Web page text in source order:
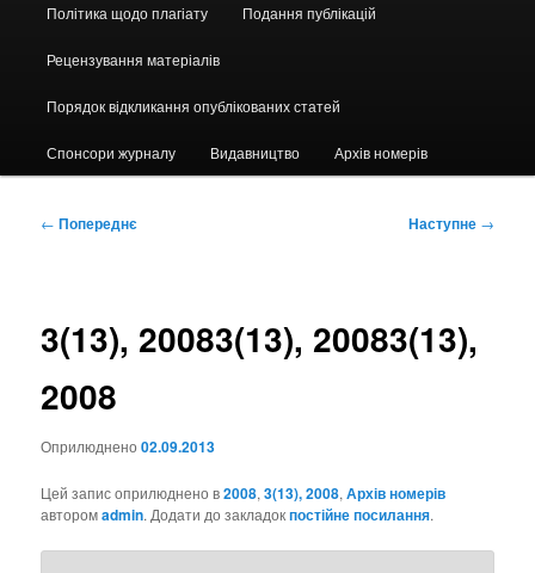
Політика щодо плагіату Подання публікацій
Рецензування матеріалів
Порядок відкликання опублікованих статей
Спонсори журналу Видавництво Архів номерів
Навігація
← Попереднє Наступне →
3(13), 20083(13), 20083(13),
2008
Оприлюднено02.09.2013
Цей запис оприлюднено в2008,3(13), 2008,Архів номерів
авторомadmin. Додати до закладокпостійне посилання.